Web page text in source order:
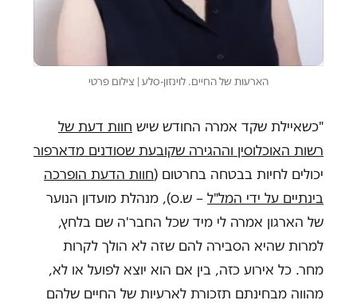
הארעות של החיים. לוינזון-סלע | צילום פרטי
"כשאיילת שקד אמרה החודש שיש חוות דעת של
רשות האוכלוסין וההגירה שקובעת שסודנים מדארפור
יכולים לחיות בבטחה בחרטום (חוות הדעת הופרכה
בינתיים על ידי המל"ל – ש.ס), מנהלת מועדון הנוער
של הארגון אמרה לי מיד שכל החבר'ה שם בלחץ,
למרות שהיא הסבירה להם שזה לא הולך לקרות
מחר. כל אירוע כזה, בין אם הוא יוצא לפועל או לא,
מהווה מבחינתם תזכורת לארעיות של החיים שלהם